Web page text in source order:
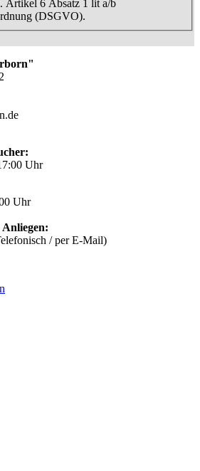
Artikel 6 Absatz 1 lit a/b
(DSGVO).
Uhr
Uhr
/ per E-Mail)